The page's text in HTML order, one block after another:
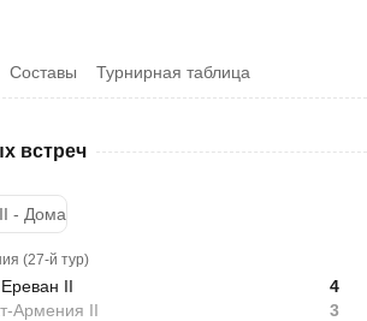
Составы Турнирная таблица
встреч
- Дома
(27-й тур)
II
Армения II
4
3